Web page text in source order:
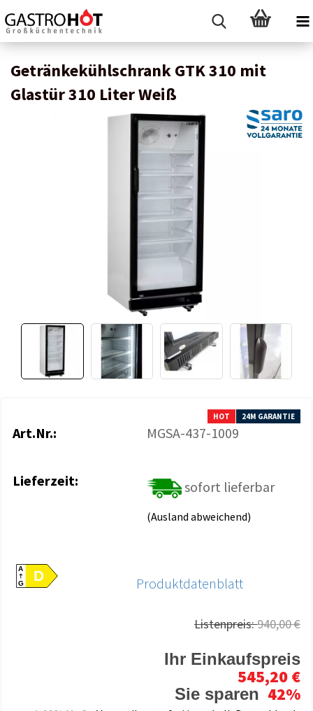
Getränkekühlschrank GTK 310 mit
Glastür 310 Liter Weiß
HOT 24M GARANTIE
Art.Nr.: MGSA-437-1009
Lieferzeit: sofort lieferbar
(Ausland abweichend)
A
GD Produktdatenblatt
Listenpreis:940,00 €
Ihr Einkaufspreis
545,20 €
Sie sparen 42%